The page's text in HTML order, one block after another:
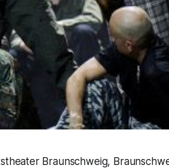
Braunschweig,